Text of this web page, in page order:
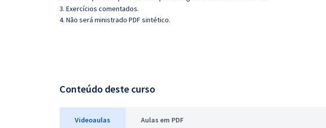
3. Exercícios comentados.
4. Não será ministrado PDF sintético.
Conteúdo deste curso
Videoaulas Aulas em PDF